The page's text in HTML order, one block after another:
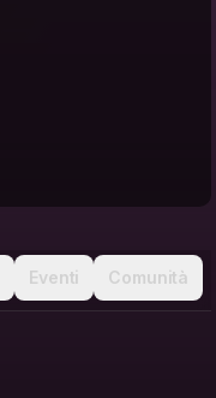
Eventi Comunità